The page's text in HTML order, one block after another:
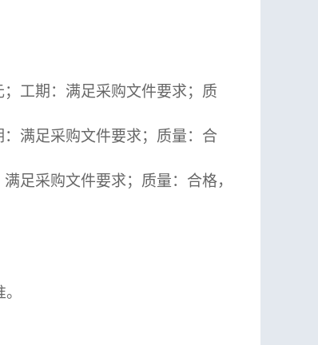
；工期：满足采购文件要求；质
：满足采购文件要求；质量：合
满足采购文件要求；质量：合格，